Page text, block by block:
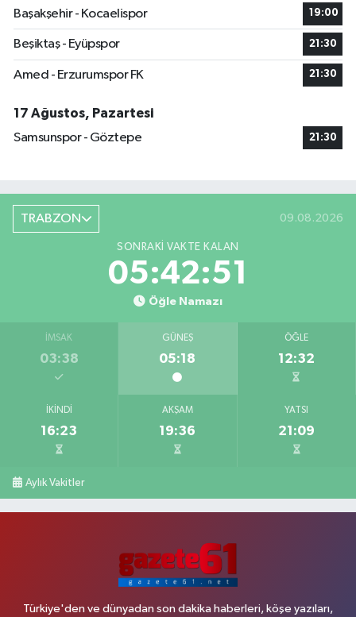
Başakşehir - Kocaelispor
19:00
Beşiktaş - Eyüpspor 21:30
Amed - Erzurumspor FK 21:30
17 Ağustos, Pazartesi
Samsunspor - Göztepe
21:30
TRABZON 09.08.2026
SONRAKI VAKTE KALAN
05:42:50
Öğle Namazı
İMSAK
03:38
GÜNEŞ
05:18
ÖĞLE
12:32
İKINDI
16:23
AKŞAM
19:36
YATSI
21:09
Aylık Vakitler
Türkiye'den ve dünyadan son dakika haberleri, köşe yazıları,